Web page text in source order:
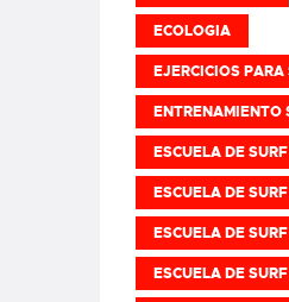
ECOLOGIA
EJERCICIOS PARA
ENTRENAMIENTO
ESCUELA DE SURF
ESCUELA DE
ESCUELA DE
ESCUELA DE